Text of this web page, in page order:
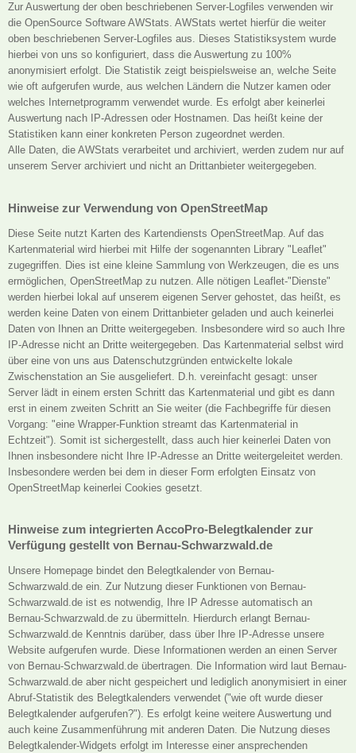
Zur Auswertung der oben beschriebenen Server-Logfiles verwenden wir
die OpenSource Software AWStats. AWStats wertet hierfür die weiter
oben beschriebenen Server-Logfiles aus. Dieses Statistiksystem wurde
hierbei von uns so konfiguriert, dass die Auswertung zu 100%
anonymisiert erfolgt. Die Statistik zeigt beispielsweise an, welche Seite
wie oft aufgerufen wurde, aus welchen Ländern die Nutzer kamen oder
welches Internetprogramm verwendet wurde. Es erfolgt aber keinerlei
Auswertung nach IP-Adressen oder Hostnamen. Das heißt keine der
Statistiken kann einer konkreten Person zugeordnet werden.
Alle Daten, die AWStats verarbeitet und archiviert, werden zudem nur auf
unserem Server archiviert und nicht an Drittanbieter weitergegeben.
Hinweise zur Verwendung von OpenStreetMap
Diese Seite nutzt Karten des Kartendiensts OpenStreetMap. Auf das
Kartenmaterial wird hierbei mit Hilfe der sogenannten Library "Leaflet"
zugegriffen. Dies ist eine kleine Sammlung von Werkzeugen, die es uns
ermöglichen, OpenStreetMap zu nutzen. Alle nötigen Leaflet-"Dienste"
werden hierbei lokal auf unserem eigenen Server gehostet, das heißt, es
werden keine Daten von einem Drittanbieter geladen und auch keinerlei
Daten von Ihnen an Dritte weitergegeben. Insbesondere wird so auch Ihre
IP-Adresse nicht an Dritte weitergegeben. Das Kartenmaterial selbst wird
über eine von uns aus Datenschutzgründen entwickelte lokale
Zwischenstation an Sie ausgeliefert. D.h. vereinfacht gesagt: unser
Server lädt in einem ersten Schritt das Kartenmaterial und gibt es dann
erst in einem zweiten Schritt an Sie weiter (die Fachbegriffe für diesen
Vorgang: "eine Wrapper-Funktion streamt das Kartenmaterial in
Echtzeit"). Somit ist sichergestellt, dass auch hier keinerlei Daten von
Ihnen insbesondere nicht Ihre IP-Adresse an Dritte weitergeleitet werden.
Insbesondere werden bei dem in dieser Form erfolgten Einsatz von
OpenStreetMap keinerlei Cookies gesetzt.
Hinweise zum integrierten AccoPro-Belegtkalender zur
Verfügung gestellt von Bernau-Schwarzwald.de
Unsere Homepage bindet den Belegtkalender von Bernau-
Schwarzwald.de ein. Zur Nutzung dieser Funktionen von Bernau-
Schwarzwald.de ist es notwendig, Ihre IP Adresse automatisch an
Bernau-Schwarzwald.de zu übermitteln. Hierdurch erlangt Bernau-
Schwarzwald.de Kenntnis darüber, dass über Ihre IP-Adresse unsere
Website aufgerufen wurde. Diese Informationen werden an einen Server
von Bernau-Schwarzwald.de übertragen. Die Information wird laut Bernau-
Schwarzwald.de aber nicht gespeichert und lediglich anonymisiert in einer
Abruf-Statistik des Belegtkalenders verwendet ("wie oft wurde dieser
Belegtkalender aufgerufen?"). Es erfolgt keine weitere Auswertung und
auch keine Zusammenführung mit anderen Daten. Die Nutzung dieses
Belegtkalender-Widgets erfolgt im Interesse einer ansprechenden